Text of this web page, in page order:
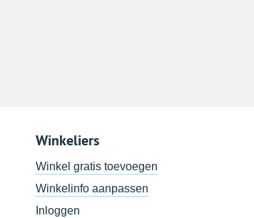
Winkeliers
Winkel gratis toevoegen
Winkelinfo aanpassen
Inloggen